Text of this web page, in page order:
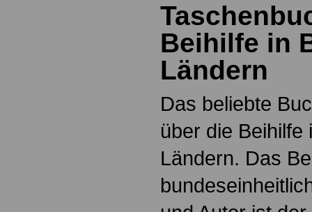
Beihilfe in
Ländern
Das beliebte
über die Beihilfe
Ländern. Das